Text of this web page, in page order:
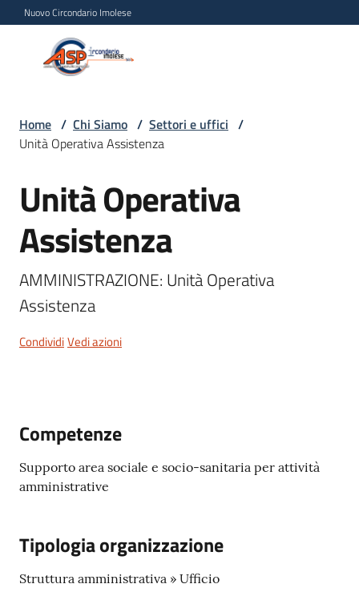
Vai al contenuto
Vai alla navigazione
Vai al footer
Nuovo Circondario Imolese
Persona
Circondario
Chi
siamo
Menu selezionato
Servizi
Documenti
e
dati
l'ASP
Home / Chi Siamo / Settori e uffici /
Unità Operativa Assistenza
Salta al contenuto
Unità Operativa
Assistenza
AMMINISTRAZIONE: Unità Operativa
Assistenza
CondividiVedi azioni
Competenze
Supporto area sociale e socio-sanitaria per attività
amministrative
Tipologia organizzazione
Struttura amministrativa » Ufficio